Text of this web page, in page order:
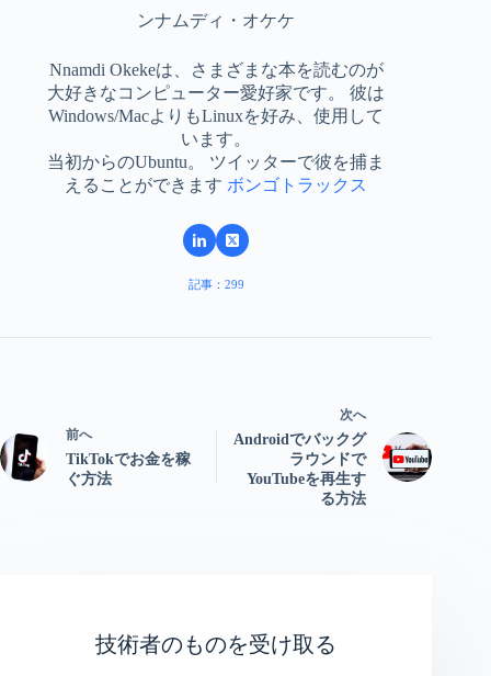
ンナムディ・オケケ
Nnamdi Okekeは、さまざまな本を読むのが
大好きなコンピューター愛好家です。 彼は
Windows/MacよりもLinuxを好み、使用して
います。
当初からのUbuntu。 ツイッターで彼を捕ま
えることができます ボンゴトラックス
記事：299
前へ
TikTokでお金を稼
ぐ方法
次へ
Androidでバックグ
ラウンドで
YouTubeを再生す
る方法
技術者のものを受け取る